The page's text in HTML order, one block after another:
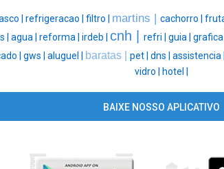
| refrigeracao | filtro | martins | cachorro |
| agua | reforma | irdeb | cnh | refri | guia | grafica |
| gws | aluguel | baratas | pet | dns | assistencia |
vidro |
hotel |
BAIXE NOSSO APLICATIVO